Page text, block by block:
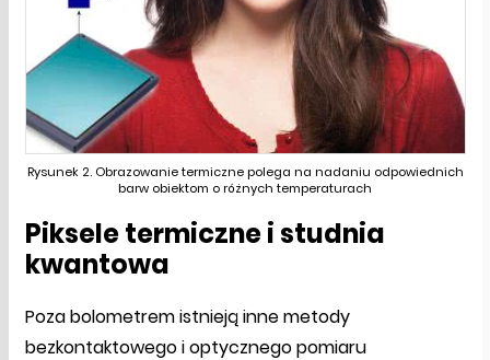
Rysunek 2. Obrazowanie termiczne polega na nadaniu odpowiednich
barw obiektom o różnych temperaturach
Piksele termiczne i studnia
kwantowa
Poza bolometrem istnieją inne metody
bezkontaktowego i optycznego pomiaru